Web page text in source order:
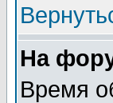
На
Время